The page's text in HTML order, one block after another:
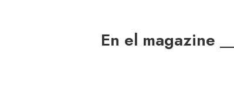
En el magazine